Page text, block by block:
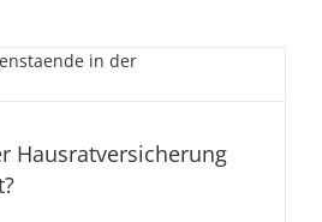
in Ihrer
Hausratversicherung